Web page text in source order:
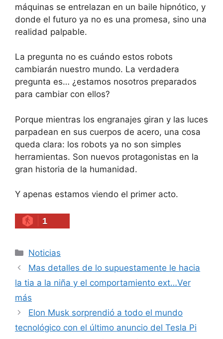
máquinas se entrelazan en un baile hipnótico, y
donde el futuro ya no es una promesa, sino una
realidad palpable.
La pregunta no es cuándo estos robots
cambiarán nuestro mundo. La verdadera
pregunta es… ¿estamos nosotros preparados
para cambiar con ellos?
Porque mientras los engranajes giran y las luces
parpadean en sus cuerpos de acero, una cosa
queda clara: los robots ya no son simples
herramientas. Son nuevos protagonistas en la
gran historia de la humanidad.
Y apenas estamos viendo el primer acto.
1
Categories
Noticias
Mas detalles de lo supuestamente le hacia
la tia a la niña y el comportamiento ext…Ver
más
Elon Musk sorprendió a todo el mundo
tecnológico con el último anuncio del Tesla Pi